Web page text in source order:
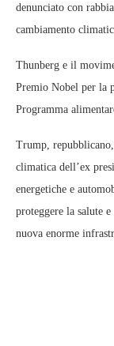
denunciato con
cambiamento
Thunberg e il
Premio Nobel per la
Programma
Trump,
climatica dell’ex
energetiche e
proteggere la salute
nuova enorme